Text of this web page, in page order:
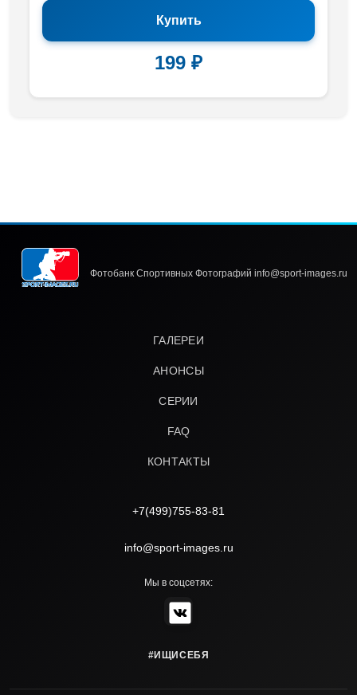
Купить
199 ₽
Фотобанк Спортивных Фотографий info@sport-images.ru
ГАЛЕРЕИ
АНОНСЫ
СЕРИИ
FAQ
КОНТАКТЫ
+7(499)755-83-81
info@sport-images.ru
Мы в соцсетях:
#ИЩИСЕБЯ